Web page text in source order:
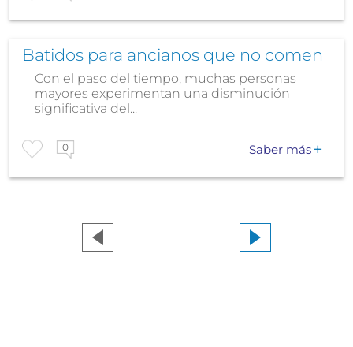
Batidos para ancianos que no comen
Con el paso del tiempo, muchas personas
mayores experimentan una disminución
significativa del...
0 Saber más